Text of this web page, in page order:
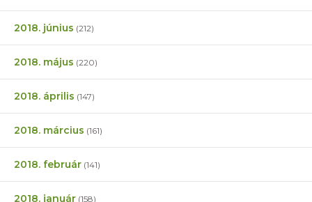
2018. június (212)
2018. május (220)
2018. április (147)
2018. március (161)
2018. február (141)
2018. január (158)